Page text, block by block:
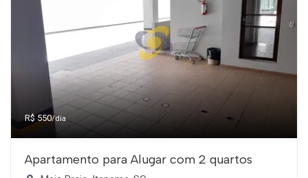
R$ 550/dia
Apartamento para Alugar com 2 quartos